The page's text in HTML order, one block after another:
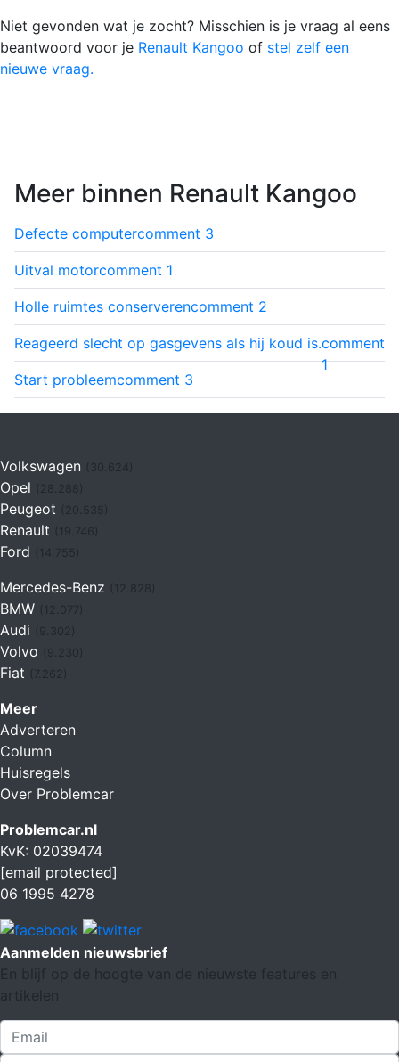
Niet gevonden wat je zocht? Misschien is je vraag al eens
beantwoord voor je Renault Kangoo of stel zelf een
nieuwe vraag.
Meer binnen Renault Kangoo
Defecte computercomment 3
Uitval motorcomment 1
Holle ruimtes conserverencomment 2
Reageerd slecht op gasgevens als hij koud is.comment
1
Start probleemcomment 3
Volkswagen (30.624)
Opel
Peugeot
Renault (19.746)
Ford (14.755)
Mercedes-Benz
BMW
Audi
Volvo
Fiat (7.262)
Meer
Adverteren
Column
Huisregels
Over Problemcar
Problemcar.nl
KvK: 02039474
[email protected]
06 1995 4278
Aanmelden nieuwsbrief
En blijf op de hoogte van de nieuwste features en
artikelen